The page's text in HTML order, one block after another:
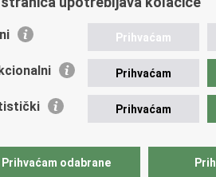
Prihvaćam
Prihvaćam
Prihvaćam
Prihvaćam odabrane